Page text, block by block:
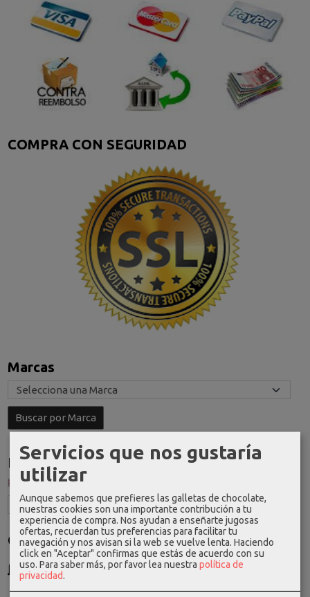
COMPRA CON SEGURIDAD
Marcas
Idioma
Costes de Envío
GRATIS *
Consultar Destinos
Servicios que nos gustaría
utilizar
Aunque sabemos que prefieres las galletas de chocolate,
nuestras cookies son una importante contribución a tu
experiencia de compra. Nos ayudan a enseñarte jugosas
ofertas, recuerdan tus preferencias para facilitar tu
navegación y nos avisan si la web se vuelve lenta. Haciendo
click en "Aceptar" confirmas que estás de acuerdo con su
uso. Para saber más, por favor lea nuestra política de
privacidad.